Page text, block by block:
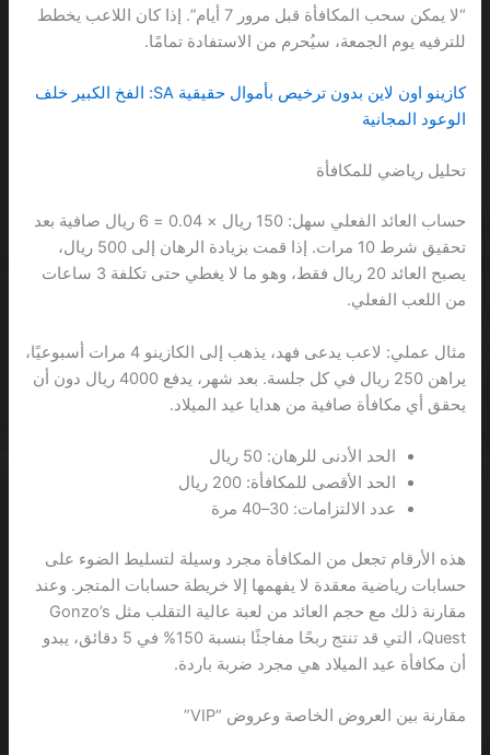
“لا يمكن سحب المكافأة قبل مرور 7 أيام”. إذا كان اللاعب يخطط
للترفيه يوم الجمعة، سيُحرم من الاستفادة تمامًا.
كازينو اون لاين بدون ترخيص بأموال حقيقية SA: الفخ الكبير خلف
الوعود المجانية
تحليل رياضي للمكافأة
حساب العائد الفعلي سهل: 150 ريال × 0.04 = 6 ريال صافية بعد
تحقيق شرط 10 مرات. إذا قمت بزيادة الرهان إلى 500 ريال،
يصبح العائد 20 ريال فقط، وهو ما لا يغطي حتى تكلفة 3 ساعات
من اللعب الفعلي.
مثال عملي: لاعب يدعى فهد، يذهب إلى الكازينو 4 مرات أسبوعيًا،
يراهن 250 ريال في كل جلسة. بعد شهر، يدفع 4000 ريال دون أن
يحقق أي مكافأة صافية من هدايا عيد الميلاد.
الحد الأدنى للرهان: 50 ريال
الحد الأقصى للمكافأة: 200 ريال
عدد الالتزامات: 30–40 مرة
هذه الأرقام تجعل من المكافأة مجرد وسيلة لتسليط الضوء على
حسابات رياضية معقدة لا يفهمها إلا خريطة حسابات المتجر. وعند
مقارنة ذلك مع حجم العائد من لعبة عالية التقلب مثل Gonzo’s
Quest، التي قد تنتج ربحًا مفاجئًا بنسبة 150% في 5 دقائق، يبدو
أن مكافأة عيد الميلاد هي مجرد ضربة باردة.
مقارنة بين العروض الخاصة وعروض “VIP”